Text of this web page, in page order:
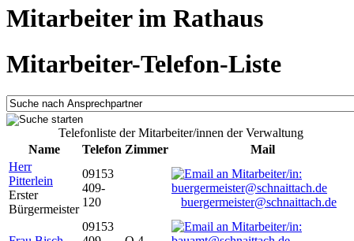
Mitarbeiter im Rathaus
Mitarbeiter-Telefon-Liste
Telefonliste der Mitarbeiter/innen der Verwaltung
Name
Telefon Zimmer
Mail
Herr
Pitterlein
Erster
Bürgermeister
09153
409-
120
buergermeister@schnaittach.de
09153